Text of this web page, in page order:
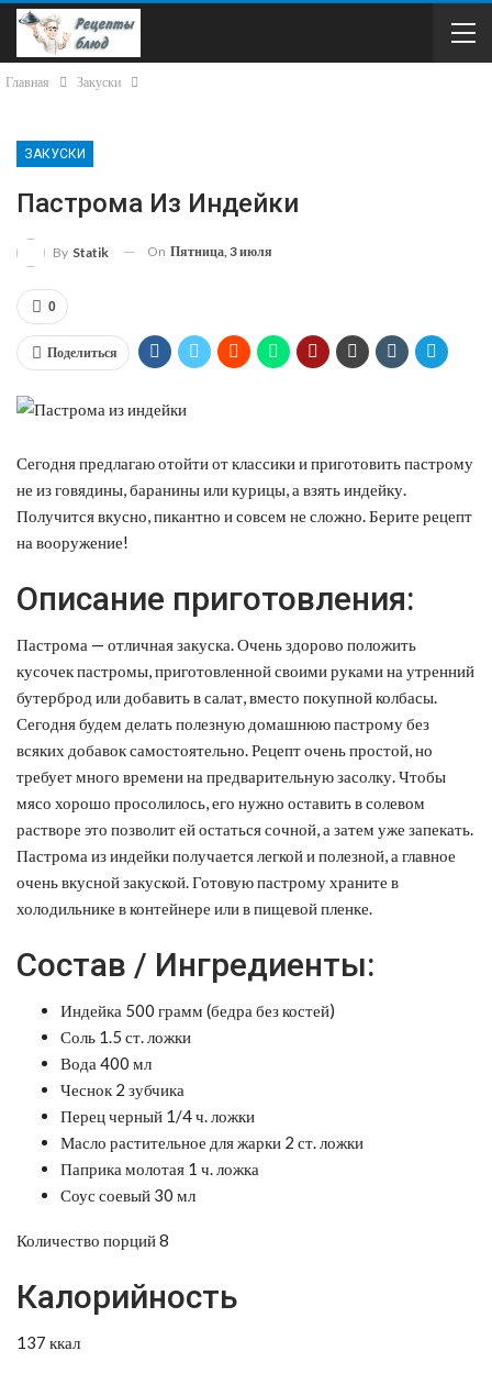
Главная Закуски
ЗАКУСКИ
Пастрома Из Индейки
By Statik On Пятница, 3 июля
0
Поделиться
Сегодня предлагаю отойти от классики и приготовить пастрому
не из говядины, баранины или курицы, а взять индейку.
Получится вкусно, пикантно и совсем не сложно. Берите рецепт
на вооружение!
Описание приготовления:
Пастрома — отличная закуска. Очень здорово положить
кусочек пастромы, приготовленной своими руками на утренний
бутерброд или добавить в салат, вместо покупной колбасы.
Сегодня будем делать полезную домашнюю пастрому без
всяких добавок самостоятельно. Рецепт очень простой, но
требует много времени на предварительную засолку. Чтобы
мясо хорошо просолилось, его нужно оставить в солевом
растворе это позволит ей остаться сочной, а затем уже запекать.
Пастрома из индейки получается легкой и полезной, а главное
очень вкусной закуской. Готовую пастрому храните в
холодильнике в контейнере или в пищевой пленке.
Состав / Ингредиенты:
Индейка 500 грамм (бедра без костей)
Соль 1.5 ст. ложки
Вода 400 мл
Чеснок 2 зубчика
Перец черный 1/4 ч. ложки
Масло растительное для жарки 2 ст. ложки
Паприка молотая 1 ч. ложка
Соус соевый 30 мл
Количество порций 8
Калорийность
137 ккал